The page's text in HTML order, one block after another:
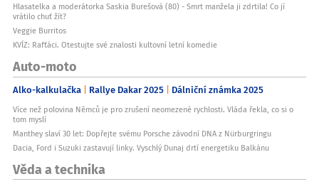
Hlasatelka a moderátorka Saskia Burešová (80) - Smrt manžela ji zdrtila! Co jí
vrátilo chuť žít?
Veggie Burritos
KVÍZ: Rafťáci. Otestujte své znalosti kultovní letní komedie
Auto-moto
Alko-kalkulačka Rallye Dakar 2025 Dálniční známka 2025
Více než polovina Němců je pro zrušení neomezené rychlosti. Vláda řekla, co si o
tom myslí
Manthey slaví 30 let: Dopřejte svému Porsche závodní DNA z Nürburgringu
Dacia, Ford i Suzuki zastavují linky. Vyschlý Dunaj drtí energetiku Balkánu
Věda a technika